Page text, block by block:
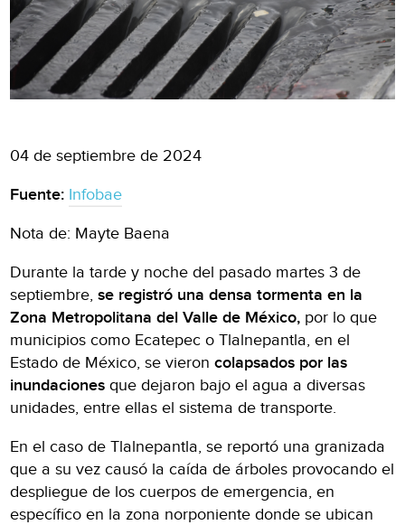
04 de septiembre de 2024
Fuente: Infobae
Nota de: Mayte Baena
Durante la tarde y noche del pasado martes 3 de
septiembre,se registró una densa tormenta en la
Zona Metropolitana del Valle de México, por lo que
municipios como Ecatepec o Tlalnepantla, en el
Estado de México, se vieroncolapsados por las
inundaciones que dejaron bajo el agua a diversas
unidades, entre ellas el sistema de transporte.
En el caso de Tlalnepantla, se reportó una granizada
que a su vez causó la caída de árboles provocando el
despliegue de los cuerpos de emergencia, en
específico en la zona norponiente donde se ubican